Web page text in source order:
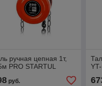
ручная цепная 1т,
PRO STARTUL
руб.